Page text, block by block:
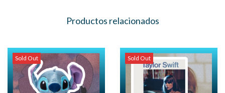
Productos relacionados
Sold Out Sold Out